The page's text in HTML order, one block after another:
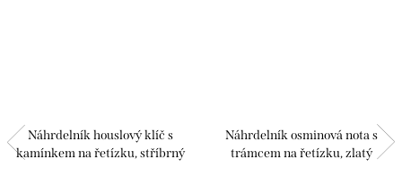
Náhrdelník houslový klíč s
kamínkem na řetízku, stříbrný
Náhrdelník osminová nota s
trámcem na řetízku, zlatý